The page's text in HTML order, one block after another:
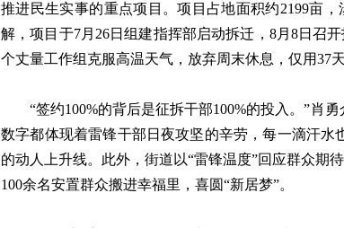
推进民生实事的重点项目。项目占地面积约2199亩
解，项目于7月26日组建指挥部启动拆迁，8月8日召
个丈量工作组克服高温天气，放弃周末休息，仅用37
“签约100%的背后是征拆干部100%的投入。”肖勇
数字都体现着雷锋干部日夜攻坚的辛劳，每一滴汗水
的动人上升线。此外，街道以“雷锋温度”回应群众期
100余名安置群众搬进幸福里，喜圆“新居梦”。